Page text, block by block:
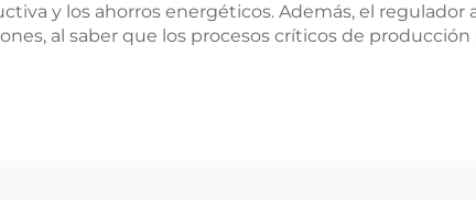
y los ahorros energéticos. Además, el
al saber que los procesos críticos de